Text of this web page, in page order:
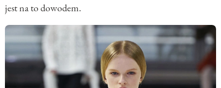
jest na to dowodem.